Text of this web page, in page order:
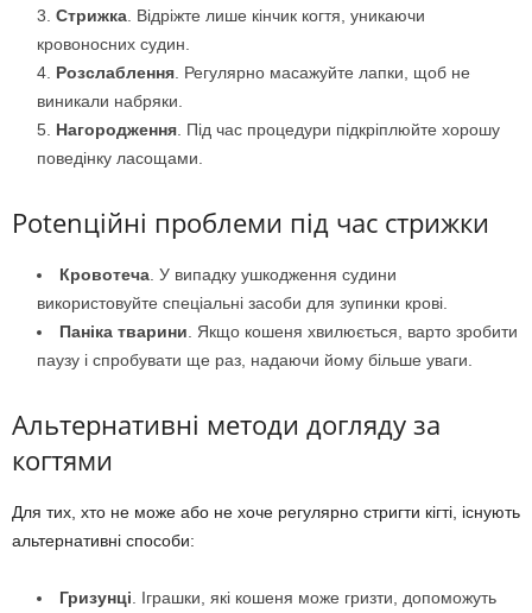
Стрижка . Відріжте лише кінчик когтя, уникаючи
кровоносних судин.
Розслаблення . Регулярно масажуйте лапки, щоб не
виникали набряки.
Нагородження . Під час процедури підкріплюйте хорошу
поведінку ласощами.
Potenційні проблеми під час стрижки
Кровотеча . У випадку ушкодження судини
використовуйте спеціальні засоби для зупинки крові.
Паніка тварини . Якщо кошеня хвилюється, варто зробити
паузу і спробувати ще раз, надаючи йому більше уваги.
Альтернативні методи догляду за
когтями
Для тих, хто не може або не хоче регулярно стригти кігті, існують
альтернативні способи:
Гризунці . Іграшки, які кошеня може гризти, допоможуть